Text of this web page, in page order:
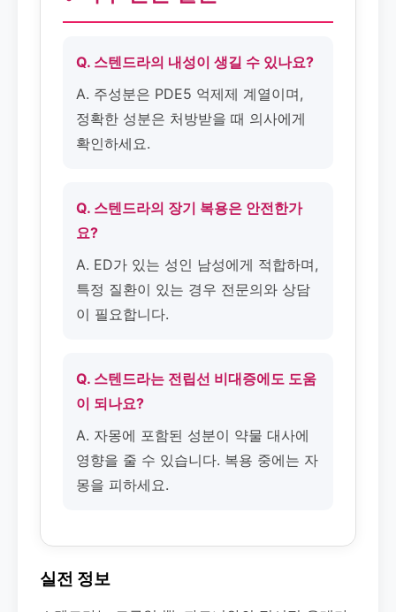
Q. 스텐드라의 내성이 생길 수 있나요?
A. 주성분은 PDE5 억제제 계열이며,
정확한 성분은 처방받을 때 의사에게
확인하세요.
Q. 스텐드라의 장기 복용은 안전한가
요?
A. ED가 있는 성인 남성에게 적합하며,
특정 질환이 있는 경우 전문의와 상담
이 필요합니다.
Q. 스텐드라는 전립선 비대증에도 도움
이 되나요?
A. 자몽에 포함된 성분이 약물 대사에
영향을 줄 수 있습니다. 복용 중에는 자
몽을 피하세요.
실전 정보